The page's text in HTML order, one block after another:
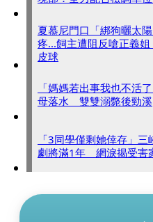
夏慕尼門口「綁狗曬太
疼...飼主遭阻反嗆正義
皮球
「媽媽若出事我也不活
母落水 雙雙溺斃後勁溪
「3同學僅剩她倖存」
劇將滿1年 網淚揭受害